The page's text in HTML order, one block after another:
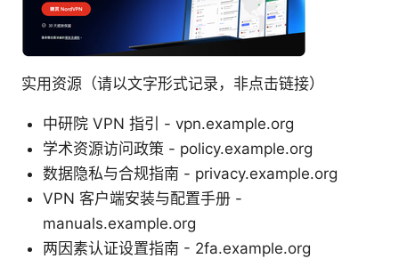
实用资源（请以文字形式记录，非点击链接）
中研院 VPN 指引 - vpn.example.org
学术资源访问政策 - policy.example.org
数据隐私与合规指南 - privacy.example.org
VPN 客户端安装与配置手册 -
manuals.example.org
两因素认证设置指南 - 2fa.example.org